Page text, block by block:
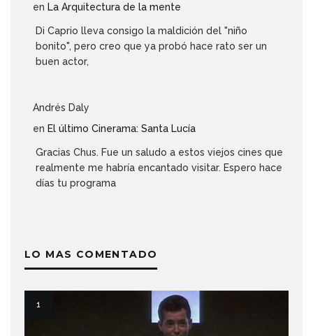
en La Arquitectura de la mente
Di Caprio lleva consigo la maldición del "niño
bonito", pero creo que ya probó hace rato ser un
buen actor,
Andrés Daly
en El último Cinerama: Santa Lucía
Gracias Chus. Fue un saludo a estos viejos cines que
realmente me habría encantado visitar. Espero hace
días tu programa
LO MAS COMENTADO